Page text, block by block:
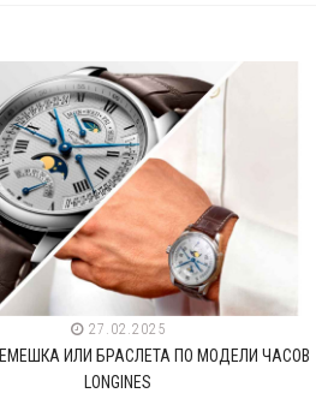
27.02.2025
ИЛИ БРАСЛЕТА ПО МОДЕЛИ ЧАСОВ
LONGINES